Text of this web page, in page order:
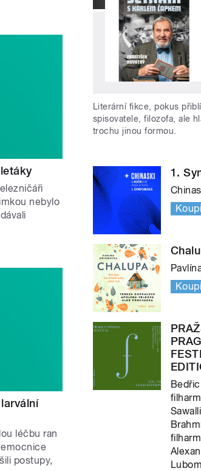
nebylo
léčbu ran
postupy,
Literární fikce, pokus
spisovatele, filozofa, ale
trochu jinou formou.
1.